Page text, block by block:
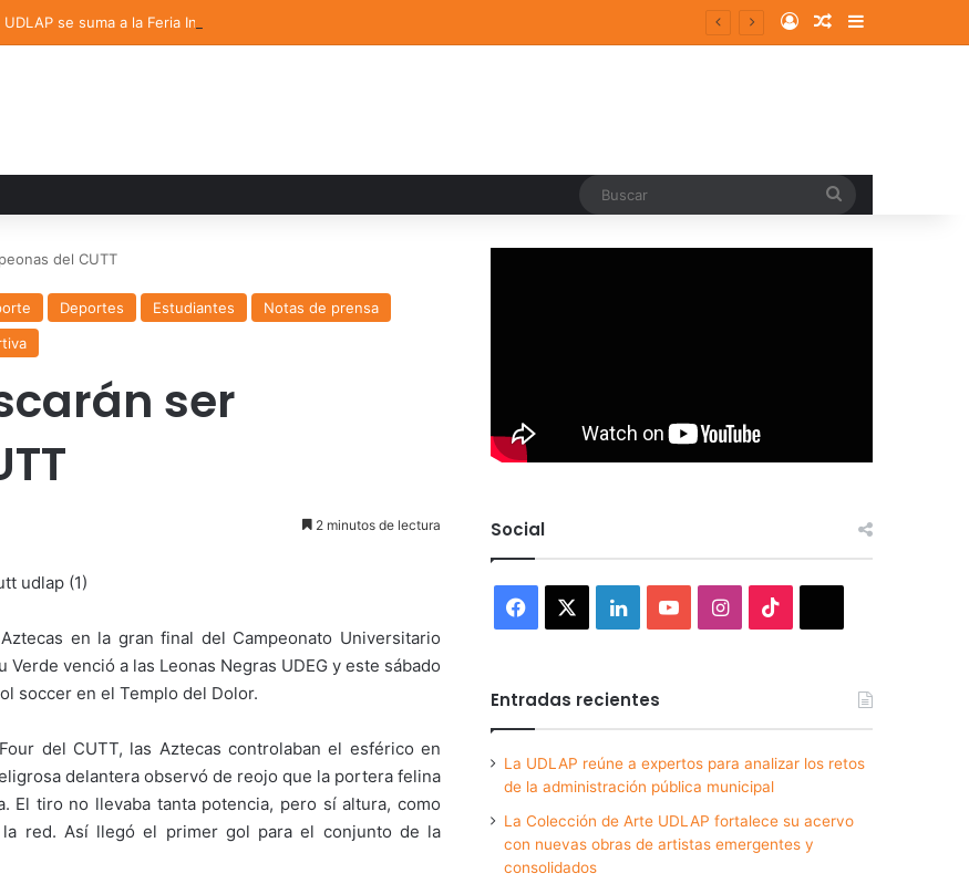
se suma a la Feria Internacional del Libro en Puebla Log InRandom Article
Sidebar
del CUTT
Deportes Estudiantes
Notas de prensa
ser
2 minutos de lectura
en la gran final del Campeonato Universitario
venció a las Leonas Negras UDEG y este sábado
soccer en el Templo del Dolor.
del CUTT, las Aztecas controlaban el esférico en
delantera observó de reojo que la portera felina
El tiro no llevaba tanta potencia, pero sí altura, como
red. Así llegó el primer gol para el conjunto de la
Social
Facebook LinkedInYouTubeInstagram
Entradas recientes
La UDLAP reúne a expertos para analizar los retos
de la administración pública municipal
La Colección de Arte UDLAP fortalece su acervo
con nuevas obras de artistas emergentes y
consolidados